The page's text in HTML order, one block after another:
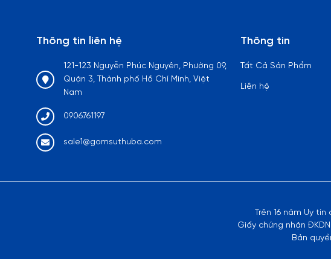
Thông tin liên hệ
121-123 Nguyễn Phúc Nguyên, Phường 09,
Quận 3, Thành phố Hồ Chí Minh, Việt
Nam
0906761197
sale1@gomsuthuba.com
Thông tin
Tất Cả Sản Phẩm
Liên hệ
Trên 16 năm Uy
Giấy chứng nhận
Bản